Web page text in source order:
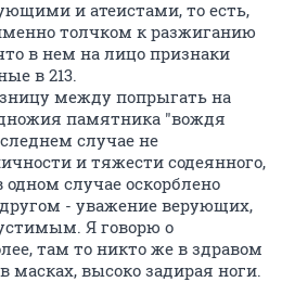
и атеистами, то есть,
толчком к разжиганию
в нем на лицо признаки
в 213.
между попрыгать на
памятника "вождя
случае не
и тяжести содеянного,
случае оскорблено
- уважение верующих,
Я говорю о
там то никто же в здравом
масках, высоко задирая ноги.